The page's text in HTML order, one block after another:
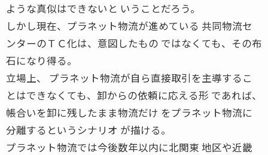
ような真似はできないと いうことだろう。
しかし現在、プラネット物流が進めている 共同物流セ
ンターのＴＣ化は、意図したもの ではなくても、その布
石になり得る。
立場上、 プラネット物流が自ら直接取引を主導するこ
とはできなくても、卸からの依頼に応える形 であれば、
帳合いを卸に残したまま物流だけ をプラネット物流に
分離するというシナリオ が描ける。
プラネット物流では今後数年以内に北関東 地区や近畿